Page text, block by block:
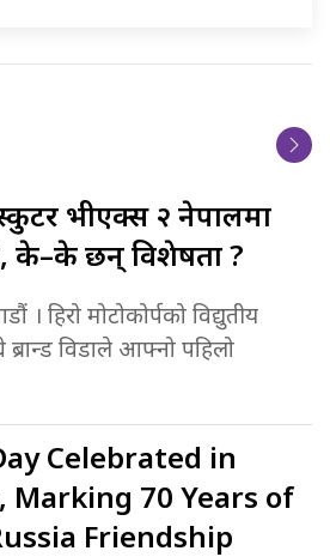
भीएक्स २ नेपालमा
के–के छन् विशेषता ?
। हिरो मोटोकोर्पको विद्युतीय
ब्रान्ड विडाले आफ्नो पहिलो
Celebrated in
Marking 70 Years of
Friendship